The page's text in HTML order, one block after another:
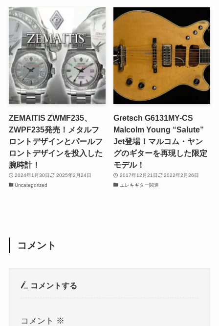
ZEMAITIS ZWMF235、
ZWPF235発売！メタルフ
ロントデザインとパールフ
ロントデザインを投入した
腕時計！
2024年1月30日
2025年2月24日
Uncategorized
Gretsch G6131MY-CS
Malcolm Young “Salute”
Jet登場！マルコム・ヤン
グのギターを再現した限定
モデル！
2017年12月21日
2022年2月26日
エレキギター関連
コメント
コメントする
コメント ※